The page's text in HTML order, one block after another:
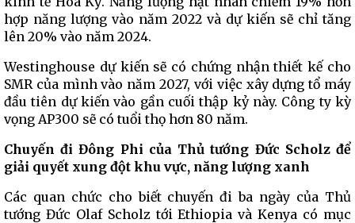
hợp năng lượng vào năm 2022 và dự kiến ​​sẽ chỉ tăng
lên 20% vào năm 2024.
Westinghouse dự kiến sẽ có ​​chứng nhận thiết kế cho
SMR của mình vào năm 2027, với việc xây dựng tổ máy
đầu tiên dự kiến ​​vào gần cuối thập kỷ này. Công ty kỳ
vọng AP300 sẽ có tuổi thọ hơn 80 năm.
Chuyến đi Đông Phi của Thủ tướng Đức Scholz để
giải quyết xung đột khu vực, năng lượng xanh
Các quan chức cho biết chuyến đi ba ngày của Thủ
tướng Đức Olaf Scholz tới Ethiopia và Kenya có mục